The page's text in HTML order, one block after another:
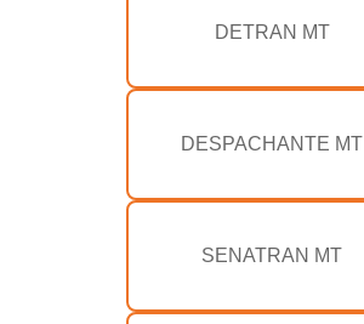
DETRAN MT
DESPACHANTE MT
SENATRAN MT